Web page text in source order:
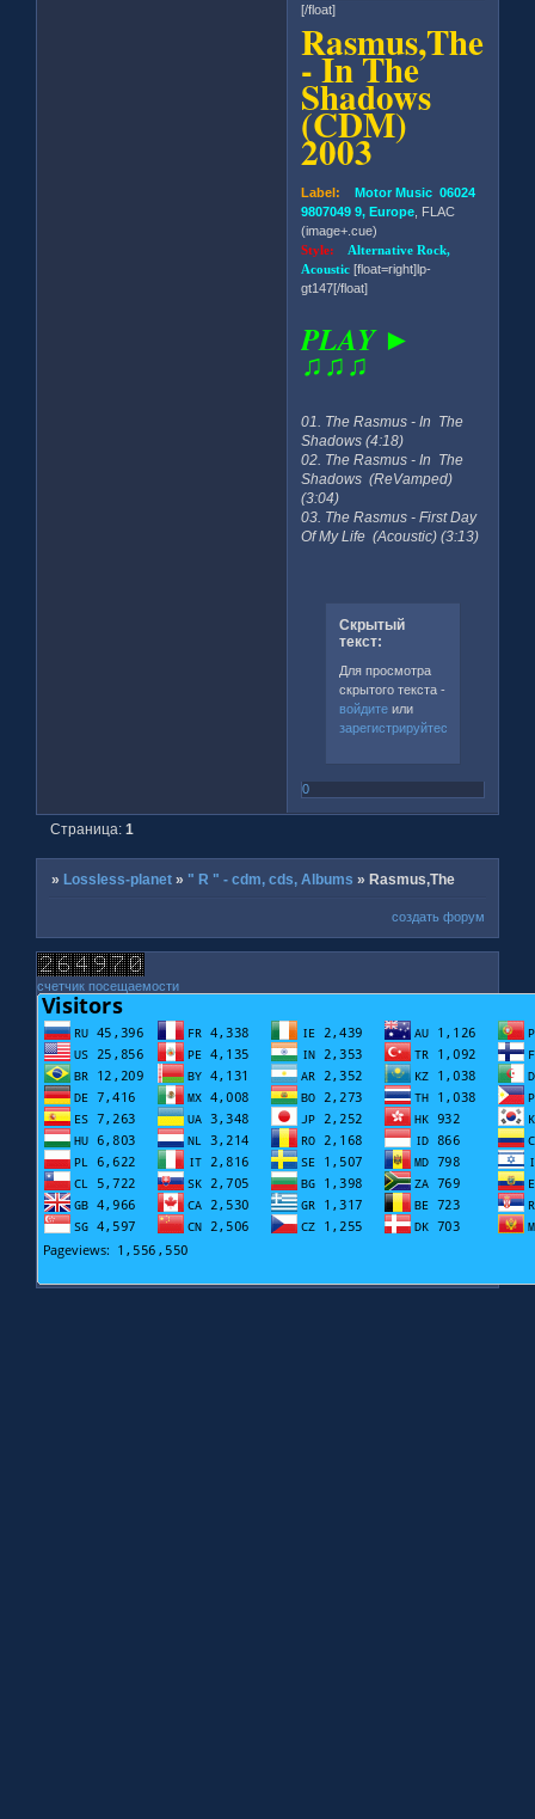
[/float]
Rasmus,The
- In The
Shadows
(CDM)
2003
Label: Motor Music 06024
9807049 9, Europe , FLAC
(image+.cue)
Style: Alternative Rock,
Acoustic[float=right]lp-
gt147[/float]
PLAY ►
♫♫♫
01. The Rasmus - In The
Shadows (4:18)
02. The Rasmus - In The
Shadows (ReVamped)
(3:04)
03. The Rasmus - First Day
Of My Life (Acoustic) (3:13)
Скрытый
текст:
Для просмотра
скрытого текста -
войдитеили
зарегистрируйтесь
0
Страница:1
»Lossless-planet » " R " - cdm, cds, Albums »Rasmus,The
создать форум
счетчик посещаемости